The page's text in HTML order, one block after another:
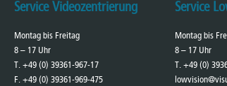
Service Videozentrierung
Montag bis Freitag
8 – 17 Uhr
T. +49 (0) 39361-967-17
F. +49 (0) 39361-969-475
Service
Montag bis
8 – 17 Uhr
T. +49 (0)